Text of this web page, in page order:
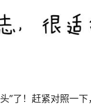
”了！赶紧对照一下